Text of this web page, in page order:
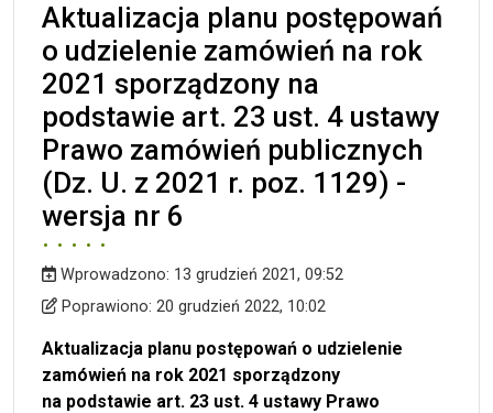
Aktualizacja planu postępowań
o udzielenie zamówień na rok
2021 sporządzony na
podstawie art. 23 ust. 4 ustawy
Prawo zamówień publicznych
(Dz. U. z 2021 r. poz. 1129) -
wersja nr 6
Wprowadzono
Wprowadzono: 13 grudzień 2021, 09:52
Poprawiono
Poprawiono: 20 grudzień 2022, 10:02
Aktualizacja planu postępowań o udzielenie
zamówień na rok 2021 sporządzony
na podstawie art. 23 ust. 4 ustawy Prawo